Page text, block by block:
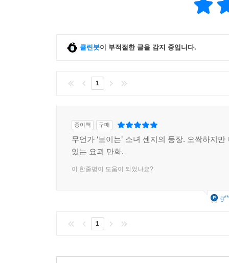
클린봇이 부적절한 글을 감지 중입니다.
1
종이책 구매
무언가 ‘보이는’ 소녀 센지의 등장. 오싹하지
있는 요괴 만화.
이 한줄평이 도움이 되었나요?
1